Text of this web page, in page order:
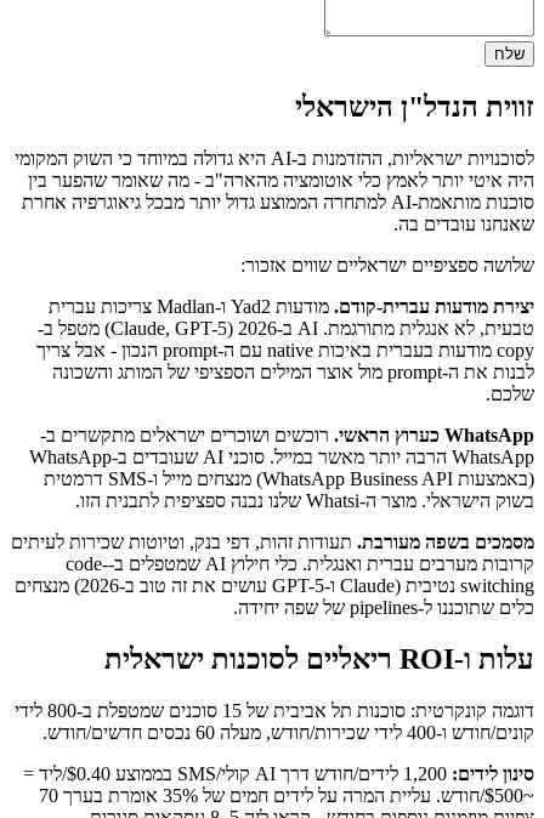
שלח
זווית הנדל"ן הישראלי
לסוכנויות ישראליות, ההזדמנות ב-AI היא גדולה במיוחד כי השוק המקומי
היה איטי יותר לאמץ כלי אוטומציה מהארה"ב - מה שאומר שהפער בין
סוכנות מותאמת-AI למתחרה הממוצע גדול יותר מבכל גיאוגרפיה אחרת
שאנחנו עובדים בה.
שלושה ספציפיים ישראליים שווים אזכור:
יצירת מודעות עברית-קודם.
מודעות Yad2 ו-Madlan צריכות עברית
טבעית, לא אנגלית מתורגמת. AI ב-2026 (Claude, GPT-5) מטפל ב-
copy מודעות בעברית באיכות native עם ה-prompt הנכון - אבל צריך
לבנות את ה-prompt מול אוצר המילים הספציפי של המותג והשכונה
שלכם.
WhatsApp כערוץ הראשי.
רוכשים ושוכרים ישראלים מתקשרים ב-
WhatsApp הרבה יותר מאשר במייל. סוכני AI שעובדים ב-WhatsApp
(באמצעות WhatsApp Business API) מנצחים מייל ו-SMS דרמטית
בשוק הישראלי. מוצר ה-Whatsi שלנו נבנה ספציפית לתבנית הזו.
מסמכים בשפה מעורבת. תעודות זהות, דפי בנק, וטיוטות שכירות לעיתים
קרובות מערבים עברית ואנגלית. כלי חילוץ AI שמטפלים ב-code-
switching נטיבית (Claude ו-GPT-5 עושים את זה טוב ב-2026) מנצחים
כלים שתוכננו ל-pipelines של שפה יחידה.
עלות ו-ROI ריאליים לסוכנות ישראלית
דוגמה קונקרטית: סוכנות תל אביבית של 15 סוכנים שמטפלת ב-800 לידי
קונים/חודש ו-400 לידי שכירות/חודש, מעלה 60 נכסים חדשים/חודש.
סינון לידים:
1,200 לידים/חודש דרך AI קולי/SMS בממוצע $0.40/ליד =
~$500/חודש. עליית המרה על לידים חמים של 35% אומרת בערך 70